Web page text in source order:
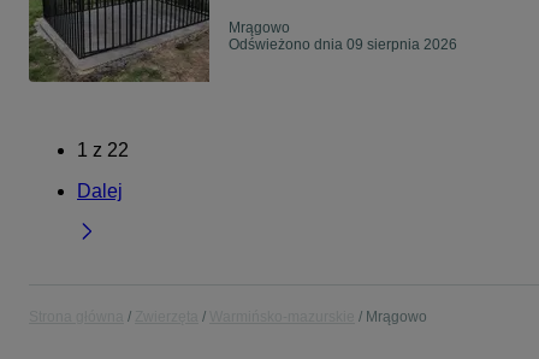
Mrągowo
Odświeżono dnia 09 sierpnia 2026
1 z 22
Dalej
Mrągowo